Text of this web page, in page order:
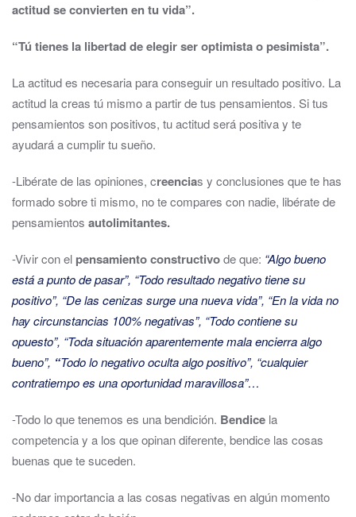
actitud se convierten en tu vida”.
“Tú tienes la libertad de elegir ser optimista o pesimista”.
La actitud es necesaria para conseguir un resultado positivo. La
actitud la creas tú mismo a partir de tus pensamientos. Si tus
pensamientos son positivos, tu actitud será positiva y te
ayudará a cumplir tu sueño.
-Libérate de las opiniones, creencias y conclusiones que te has
formado sobre ti mismo, no te compares con nadie, libérate de
pensamientos autolimitantes.
-Vivir con el pensamiento constructivode que: “Algo bueno
está a punto de pasar”, “Todo resultado negativo tiene su
positivo”, “De las cenizas surge una nueva vida”, “En la vida no
hay circunstancias 100% negativas”, “Todo contiene su
opuesto”, “Toda situación aparentemente mala encierra algo
bueno”, “Todo lo negativo oculta algo positivo”, “cualquier
contratiempo es una oportunidad maravillosa”…
-Todo lo que tenemos es una bendición. Bendice la
competencia y a los que opinan diferente, bendice las cosas
buenas que te suceden.
-No dar importancia a las cosas negativas en algún momento